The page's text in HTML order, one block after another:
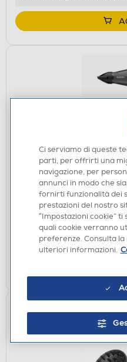
ASCIUGACAPELLI
BABYLISS -
GRIGIO/BRONZO
€ 69,90
Acquisto online:
Ritiro in negozio in 30'
Ci serviamo di queste
parti, per offrirti una
navigazione, per
annunci in modo che
fornirti funzionalità dei
prestazioni del nostro
“Impostazioni cookie”
quali cookie verranno
preferenze. Consulta
ulteriori informazioni.